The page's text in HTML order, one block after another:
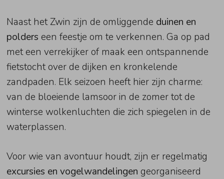
Naast het Zwin zijn de omliggende duinen en
polders een feestje om te verkennen. Ga op pad
met een verrekijker of maak een ontspannende
fietstocht over de dijken en kronkelende
zandpaden. Elk seizoen heeft hier zijn charme:
van de bloeiende lamsoor in de zomer tot de
winterse wolkenluchten die zich spiegelen in de
waterplassen.
Voor wie van avontuur houdt, zijn er regelmatig
excursies en vogelwandelingen georganiseerd